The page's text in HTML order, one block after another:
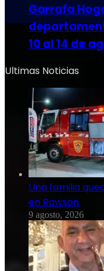
Garrafa
10 al 14 de
Ultimas Noticias
Una familia
en Rawson
9 agosto, 2026